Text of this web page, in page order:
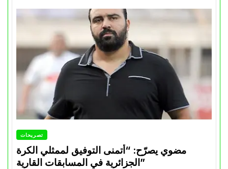
تصريحات
مضوي يصرّح: “أتمنى التوفيق لممثلي الكرة
الجزائرية في المسابقات القارية”